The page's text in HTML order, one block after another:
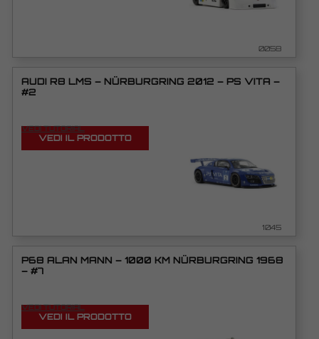
0058
AUDI R8 LMS – NÜRBURGRING 2012 – PS VITA –
#2
VEDI TUTORIAL
VEDI IL PRODOTTO
1045
P68 ALAN MANN – 1000 KM NÜRBURGRING 1968
– #7
VEDI TUTORIAL
VEDI IL PRODOTTO